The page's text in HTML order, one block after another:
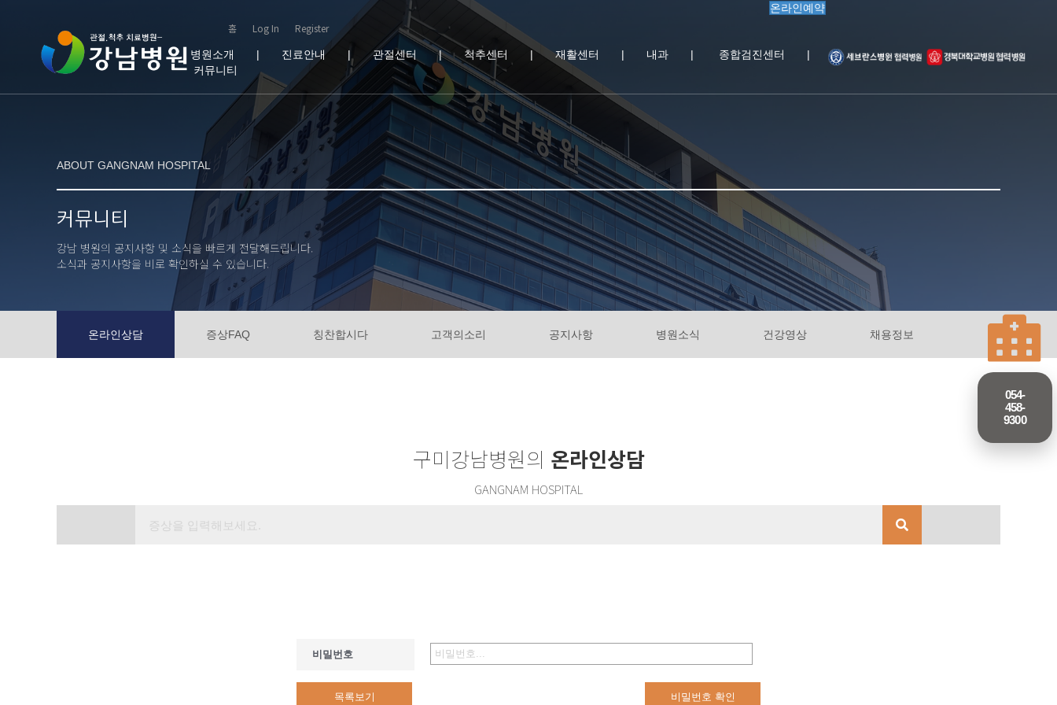
홈 Log In Register
온라인예약
병원소개 | 진료안내 |관절센터| 척추센터 |재활센터 | 내과 | 종합검진센터
|
커뮤니티
ABOUT GANGNAM HOSPITAL
커뮤니티
강남 병원의 공지사항 및 소식을 빠르게 전달해드립니다.
소식과 공지사항을 비로 확인하실 수 있습니다.
온라인상담 증상FAQ 칭찬합시다 고객의소리 공지사항 병원소식 건강영상 채용정보
구미강남병원의 온라인상담
GANGNAM HOSPITAL
비밀번호
목록보기 비밀번호 확인
054-
458-
9300